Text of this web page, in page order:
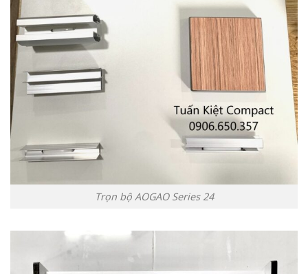
Trọn bộ AOGAO Series 24